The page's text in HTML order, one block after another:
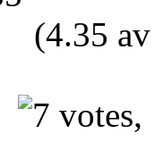
(4.35